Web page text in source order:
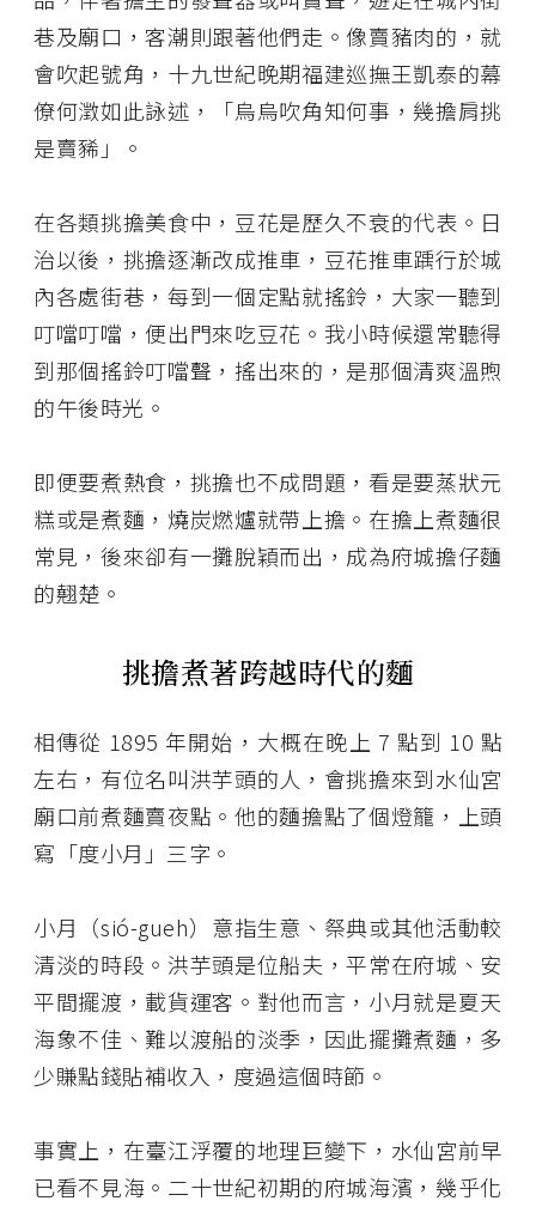
巷及廟口，客潮則跟著他們走。像賣豬肉的，就
會吹起號角，十九世紀晚期福建巡撫王凱泰的幕
僚何澂如此詠述，「烏烏吹角知何事，幾擔肩挑
是賣豨」。
在各類挑擔美食中，豆花是歷久不衰的代表。日
治以後，挑擔逐漸改成推車，豆花推車踽行於城
內各處街巷，每到一個定點就搖鈴，大家一聽到
叮噹叮噹，便出門來吃豆花。我小時候還常聽得
到那個搖鈴叮噹聲，搖出來的，是那個清爽溫煦
的午後時光。
即便要煮熱食，挑擔也不成問題，看是要蒸狀元
糕或是煮麵，燒炭燃爐就帶上擔。在擔上煮麵很
常見，後來卻有一攤脫穎而出，成為府城擔仔麵
的翹楚。
挑擔煮著跨越時代的麵
相傳從 1895 年開始，大概在晚上 7 點到 10 點
左右，有位名叫洪芋頭的人，會挑擔來到水仙宮
廟口前煮麵賣夜點。他的麵擔點了個燈籠，上頭
寫「度小月」三字。
小月（sió-gueh）意指生意、祭典或其他活動較
清淡的時段。洪芋頭是位船夫，平常在府城、安
平間擺渡，載貨運客。對他而言，小月就是夏天
海象不佳、難以渡船的淡季，因此擺攤煮麵，多
少賺點錢貼補收入，度過這個時節。
事實上，在臺江浮覆的地理巨變下，水仙宮前早
已看不見海。二十世紀初期的府城海濱，幾乎化